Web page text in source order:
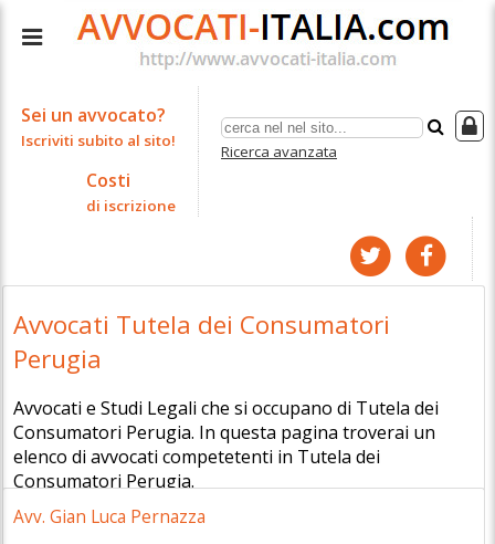
Ricerca avanzata
Sei un avvocato?
Iscriviti subito al sito!
Costi
di iscrizione
Avvocati Tutela dei Consumatori
Perugia
Avvocati e Studi Legali che si occupano di Tutela dei
Consumatori Perugia. In questa pagina troverai un
elenco di avvocati competetenti in Tutela dei
Consumatori Perugia.
Avv. Gian Luca Pernazza